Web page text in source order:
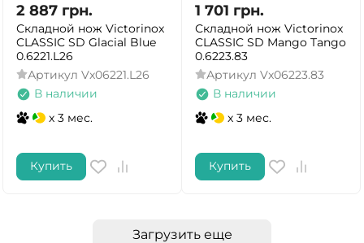
2 887 грн.
Складной нож Victorinox
CLASSIC SD Glacial Blue
0.6221.L26
Артикул Vx06221.L26
В наличии
x 3 мес.
Купить
1 701 грн.
Складной нож Victorinox
CLASSIC SD Mango Tango
0.6223.83
Артикул Vx06223.83
В наличии
x 3 мес.
Купить
Загрузить еще